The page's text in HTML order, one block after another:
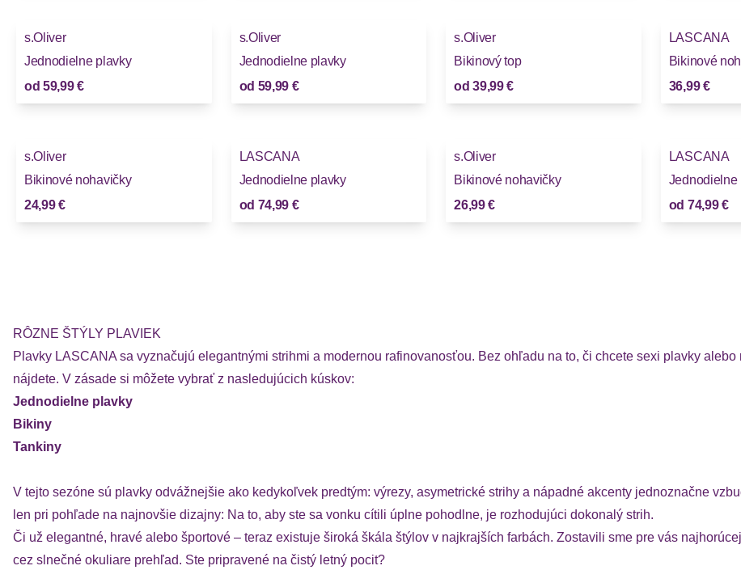
s.Oliver
Jednodielne plavky
od 59,99 €
s.Oliver
Jednodielne plavky
od 59,99 €
s.Oliver
Bikinový top
od 39,99 €
LASCANA
Bikinové
36,99 €
s.Oliver
Bikinové nohavičky
24,99 €
LASCANA
Jednodielne plavky
od 74,99 €
s.Oliver
Bikinové nohavičky
26,99 €
LASCANA
Jednodielne
od 74,99 €
RÔZNE ŠTÝLY PLAVIEK
Plavky LASCANA sa vyznačujú elegantnými strihmi a modernou rafinovanosťou. Bez ohľadu na to, či chcete sexi plavky
nájdete. V zásade si môžete vybrať z nasledujúcich kúskov:
Jednodielne plavky
Bikiny
Tankiny
V tejto sezóne sú plavky odvážnejšie ako kedykoľvek predtým: výrezy, asymetrické strihy a nápadné akcenty jednoznačne
len pri pohľade na najnovšie dizajny: Na to, aby ste sa vonku cítili úplne pohodlne, je rozhodujúci dokonalý strih.
Či už elegantné, hravé alebo športové – teraz existuje široká škála štýlov v najkrajších farbách. Zostavili sme pre vás
cez slnečné okuliare prehľad. Ste pripravené na čistý letný pocit?